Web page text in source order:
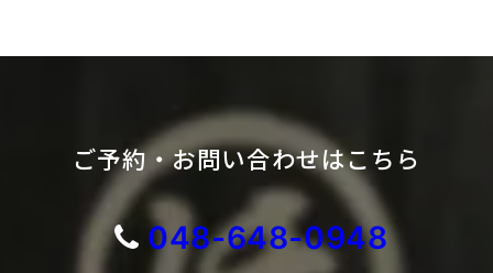
ご予約・お問い合わせはこちら
048-648-0948